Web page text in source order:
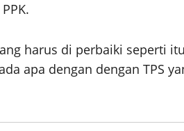
harus di perbaiki seperti
apa dengan dengan TPS